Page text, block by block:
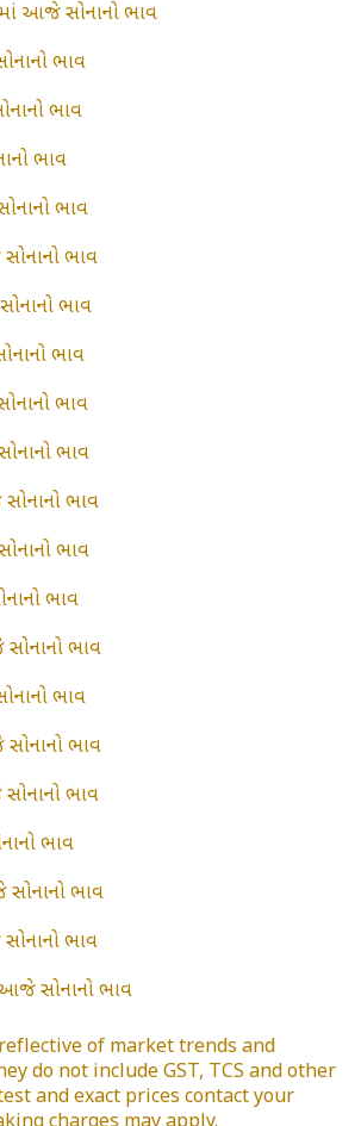
આજે સોનાનો ભાવ
ભાવ
ભાવ
ભાવ
ભાવ
ભાવ
ભાવ
ભાવ
ભાવ
ભાવ
ભાવ
ભાવ
ભાવ
ભાવ
ભાવ
ભાવ
ભાવ
ભાવ
સોનાનો ભાવ
ભાવ
સોનાનો ભાવ
of market trends and
do not include GST, TCS and other
and exact prices contact your